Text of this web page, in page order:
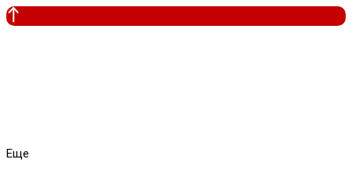
Еще